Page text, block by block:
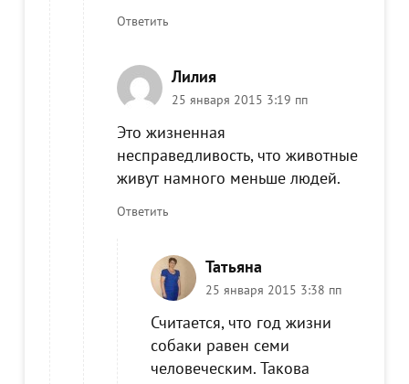
Ответить
Лилия
25 января 2015 3:19 пп
Это жизненная
несправедливость, что животные
живут намного меньше людей.
Ответить
Татьяна
25 января 2015 3:38 пп
Считается, что год жизни
собаки равен семи
человеческим. Такова